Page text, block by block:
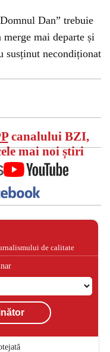
Dan” trebuie
merge mai departe și
susținut necondiționat
canalului BZI,
mai noi știri
de calitate